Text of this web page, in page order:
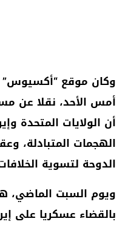
وكان موقع “أكسيوس”
أمس الأحد، نقلا عن
أن الولايات المتحدة
الهجمات المتبادلة،
الدوحة لتسوية
ويوم السبت الماضي،
بالقضاء عسكريا على